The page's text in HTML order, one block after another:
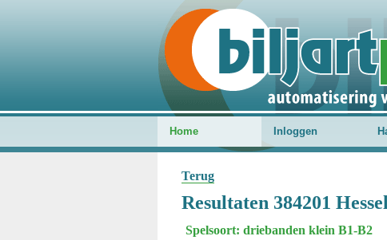
Home Inloggen
Terug
Resultaten 384201
Spelsoort: driebanden klein B1-B2